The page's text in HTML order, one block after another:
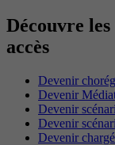
Découvre
accès
Devenir
Devenir
Devenir
Devenir
Devenir